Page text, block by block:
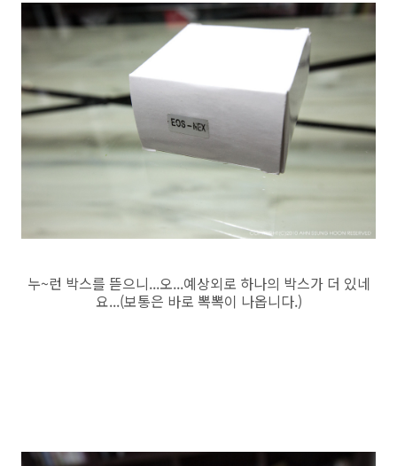
누~런 박스를 뜯으니...오...예상외로 하나의 박스가 더 있네
요...(보통은 바로 뽁뽁이 나옵니다.)